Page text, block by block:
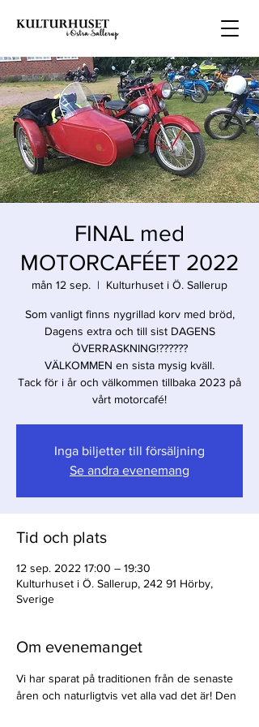
FINAL med
MOTORCAFÉET 2022
mån 12 sep.
  |
Kulturhuset i Ö. Sallerup
Som vanligt finns nygrillad korv med bröd,
Dagens extra och till sist DAGENS
ÖVERRASKNING!??????
VÄLKOMMEN en sista mysig kväll.
Tack för i år och välkommen tillbaka 2023 på
vårt motorcafé!
Inga biljetter till försäljning
Se andra evenemang
Tid och plats
12 sep. 2022 17:00 – 19:30
Kulturhuset i Ö. Sallerup, 242 91 Hörby,
Sverige
Om evenemanget
Vi har sparat på traditionen från de senaste
åren och naturligtvis vet alla vad det är! Den